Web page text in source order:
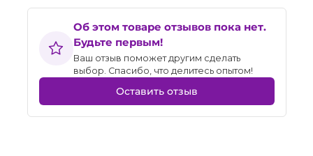
Об этом товаре отзывов пока нет.
Будьте первым!
Ваш отзыв поможет другим сделать
выбор. Спасибо, что делитесь опытом!
Оставить отзыв